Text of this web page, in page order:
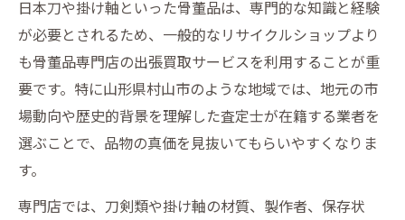
日本刀や掛け軸といった骨董品は、専門的な知識と経験
が必要とされるため、一般的なリサイクルショップより
も骨董品専門店の出張買取サービスを利用することが重
要です。特に山形県村山市のような地域では、地元の市
場動向や歴史的背景を理解した査定士が在籍する業者を
選ぶことで、品物の真価を見抜いてもらいやすくなりま
す。
専門店では、刀剣類や掛け軸の材質、製作者、保存状